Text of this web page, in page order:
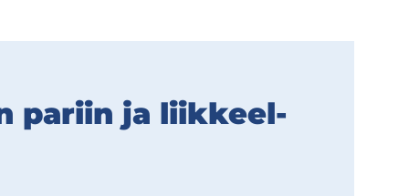
pa­riin ja liik­keel­